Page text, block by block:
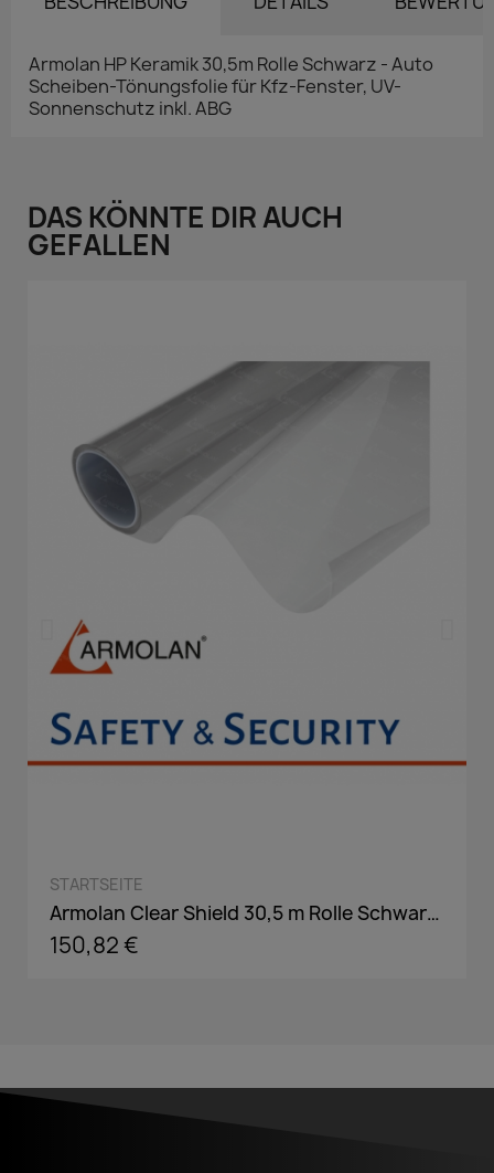
Armolan HP Keramik 30,5m Rolle Schwarz - Auto
Scheiben-Tönungsfolie für Kfz-Fenster, UV-
Sonnenschutz inkl. ABG
DAS KÖNNTE DIR AUCH
GEFALLEN
STARTSEITE
Armolan Clear Shield 30,5 m Rolle Schwarz Auto Scheiben - Tönungs-Folie, Kfz-Fenster UV Sonnenschutz-Folie inkl. ABG
150,82 €